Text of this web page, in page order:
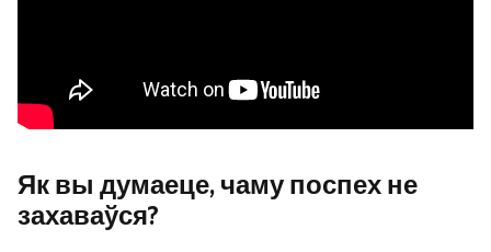
Як вы думаеце, чаму поспех не
захаваўся?